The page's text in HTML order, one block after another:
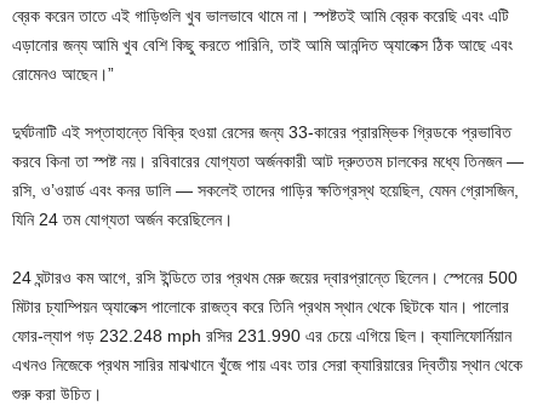
ব্রেক করেন তাতে এই গাড়িগুলি খুব ভালভাবে থামে না। স্পষ্টতই আমি ব্রেক করেছি এবং এটি
এড়ানোর জন্য আমি খুব বেশি কিছু করতে পারিনি, তাই আমি আনন্দিত অ্যালেক্স ঠিক আছে এবং
রোমেনও আছেন।”
দুর্ঘটনাটি এই সপ্তাহান্তে বিক্রি হওয়া রেসের জন্য 33-কারের প্রারম্ভিক গ্রিডকে প্রভাবিত
করবে কিনা তা স্পষ্ট নয়। রবিবারের যোগ্যতা অর্জনকারী আট দ্রুততম চালকের মধ্যে তিনজন —
রসি, ও’ওয়ার্ড এবং কনর ডালি — সকলেই তাদের গাড়ির ক্ষতিগ্রস্থ হয়েছিল, যেমন গ্রোসজিন,
যিনি 24 তম যোগ্যতা অর্জন করেছিলেন।
24 ঘন্টারও কম আগে, রসি ইন্ডিতে তার প্রথম মেরু জয়ের দ্বারপ্রান্তে ছিলেন। স্পেনের 500
মিটার চ্যাম্পিয়ন অ্যালেক্স পালোকে রাজত্ব করে তিনি প্রথম স্থান থেকে ছিটকে যান। পালোর
ফোর-ল্যাপ গড় 232.248 mph রসির 231.990 এর চেয়ে এগিয়ে ছিল। ক্যালিফোর্নিয়ান
এখনও নিজেকে প্রথম সারির মাঝখানে খুঁজে পায় এবং তার সেরা ক্যারিয়ারের দ্বিতীয় স্থান থেকে
শুরু করা উচিত।